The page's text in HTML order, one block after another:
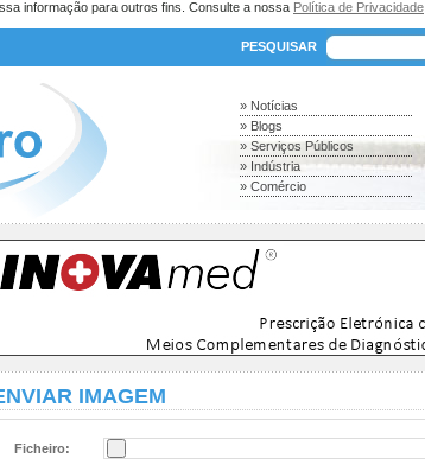
informação para outros fins. Consulte a nossa Política de Privacidade
PESQUISAR
» Notícias
» Blogs
» Serviços Públicos
» Indústria
» Comércio
IMAGEM
Ficheiro: